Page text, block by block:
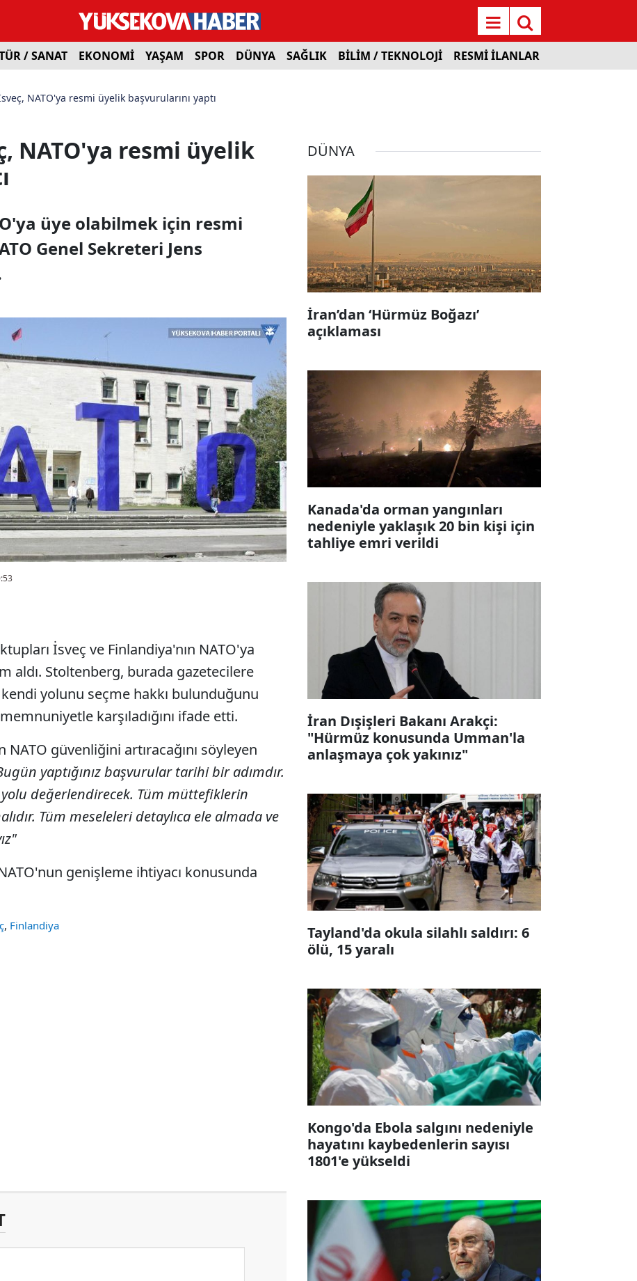
/ SANAT EKONOMİ YAŞAM SPOR DÜNYA SAĞLIK BİLİM / TEKNOLOJİ RESMİ İLANLAR
NATO'ya resmi üyelik başvurularını yaptı
NATO'ya resmi üyelik
üye olabilmek için resmi
Genel Sekreteri Jens
İsveç ve Finlandiya'nın NATO'ya
aldı. Stoltenberg, burada gazetecilere
yolunu seçme hakkı bulunduğunu
karşıladığını ifade etti.
güvenliğini artıracağını söyleyen
yaptığınız başvurular tarihi bir adımdır.
değerlendirecek. Tüm müttefiklerin
Tüm meseleleri detaylıca ele almada ve
genişleme ihtiyacı konusunda
, Finlandiya
DÜNYA
İran’dan ‘Hürmüz Boğazı’
açıklaması
Kanada'da orman yangınları
nedeniyle yaklaşık 20 bin kişi için
tahliye emri verildi
İran Dışişleri Bakanı Arakçi:
"Hürmüz konusunda Umman'la
anlaşmaya çok yakınız"
Tayland'da okula silahlı saldırı: 6
ölü, 15 yaralı
Kongo'da Ebola salgını nedeniyle
hayatını kaybedenlerin sayısı
1801'e yükseldi